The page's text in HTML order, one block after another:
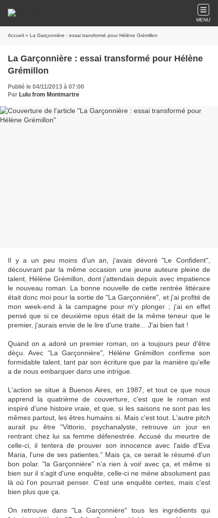
MENU
Accueil » La Garçonnière : essai transformé pour Hélène Grémillon
La Garçonnière : essai transformé pour Hélène
Grémillon
Publié le 04/11/2013 à 07:00
Par Lulu from Montmartre
Il y a un peu moins d'un an, j'avais dévoré "Le Confident",
découvrant par la même occasion une jeune auteure pleine de
talent, Hélène Grémillon, dont j'attendais depuis avec impatience
le nouveau roman. La bonne nouvelle de cette rentrée littéraire
était donc moi pour la sortie de "La Garçonnière", et j'ai profité de
mon week-end à la campagne pour m'y plonger ; j'ai en effet
pensé que si ce deuxième opus était de la même teneur que le
premier, j'aurais envie de le lire d'une traite... J'ai bien fait !
Quand on a adoré un premier roman, on a toujours peur d'être
déçu. Avec "La Garçonnière", Hélène Grémillon confirme son
formidable talent, tant par son écriture que par la manière qu'elle
a de nous embarquer dans une intrigue.
L'action se situe à Buenos Aires, en 1987, et tout ce que nous
apprend la quatrième de couverture, c'est que le roman est
inspiré d'une histoire vraie, et que, si les saisons ne sont pas les
mêmes partout, les êtres humains si. Mais c'est tout. L'autre pitch
aurait pu être "Vittorio, psychanalyste, retrouve un jour en
rentrant chez lui sa femme défenestrée. Accusé du meurtre de
celle-ci, il tentera de prouver son innocence avec l'aide d'Eva
Maria, l'une de ses patientes." Mais ça, ce serait le résumé d'un
bon polar. "la Garçonnière" n'a rien à voiŕ avec ça, et même si
bien sur il s'agit d'une enquête, celle-ci ne mène absolument pas
là où l'on pourrait penser. C'est une enquête certes, mais c'est
bien plus que ça.
On retrouve dans "La Garçonnière" tous les ingrédients qui